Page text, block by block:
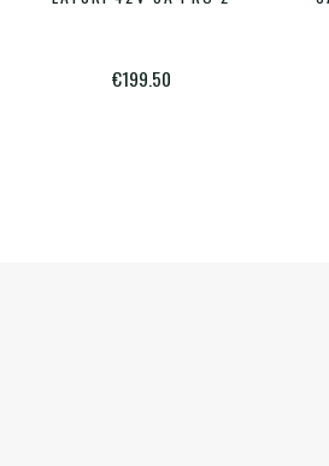
€199.50